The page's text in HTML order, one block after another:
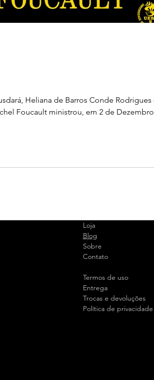
Heliana de Barros Conde Rodrigues
Foucault ministrou, em 2 de
Loja
Blog
Sobre
Contato
Termos de uso
Entrega
Trocas e devoluções
Política de privacidade